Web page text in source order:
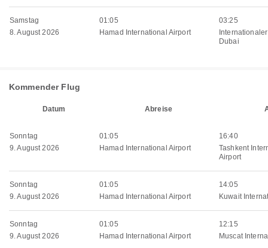
Samstag
8. August 2026
01:05
Hamad International Airport
03:25
Dubai
Kommender Flug
Datum Abreise
Sonntag
9. August 2026
01:05
Hamad International Airport
16:40
Tashkent
Airport
Sonntag
9. August 2026
01:05
Hamad International Airport
14:05
Kuwait
Sonntag
9. August 2026
01:05
Hamad International Airport
12:15
Muscat